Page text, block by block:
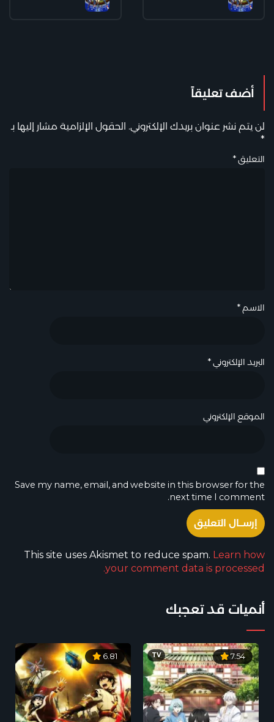
أضف تعليقاً
لن يتم نشر عنوان بريدك الإلكتروني. الحقول الإلزامية مشار إليها بـ
*
التعليق*
الاسم *
البريد الإلكتروني*
الموقع الإلكتروني
Save my name, email, and website in this browser for the
next time I comment.
This site uses Akismet to reduce spam. Learn how
your comment data is processed.
أنميات قد تعجبك
7.54
TV
6.81